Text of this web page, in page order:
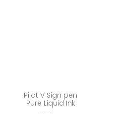
Pilot V Sign pen
Pure Liquid Ink